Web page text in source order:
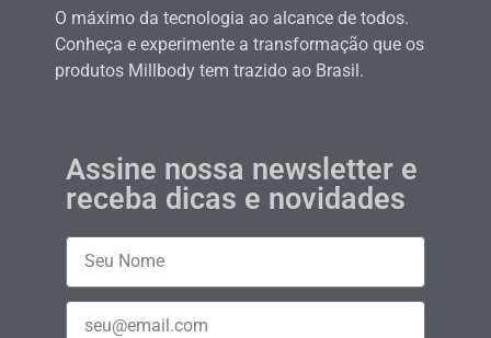
O máximo da tecnologia ao alcance de todos.
Conheça e experimente a transformação que os
produtos Millbody tem trazido ao Brasil.
Assine nossa newsletter e
receba dicas e novidades